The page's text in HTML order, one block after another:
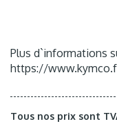
Plus d`informations
https://
Tous nos prix sont